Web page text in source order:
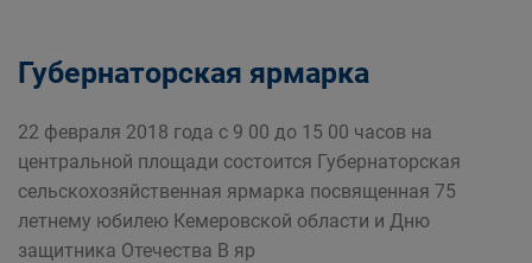
Губернаторская ярмарка
22 февраля 2018 года с 9 00 до 15 00 часов на
центральной площади состоится Губернаторская
сельскохозяйственная ярмарка посвященная 75
летнему юбилею Кемеровской области и Дню
защитника Отечества В яр